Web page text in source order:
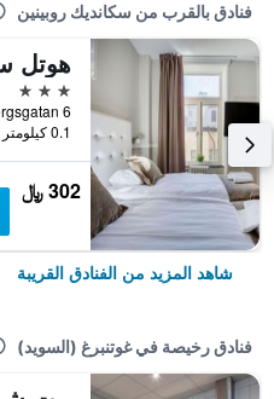
فنادق بالقرب من سكانديك روبينين
3 نجوم
0.1 كيلومتر عن وسط المدينة
302 ﷼
شاهد المزيد من الفنادق القريبة
فنادق رخيصة في غوتنبرغ (السويد)